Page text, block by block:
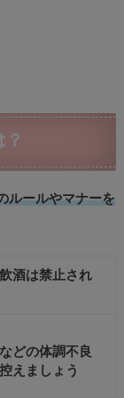
ルールやマナーを
酒は禁止され
どの体調不良
えましょう